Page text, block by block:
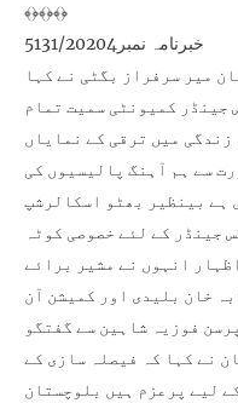
﴾﴿﴾﴿﴾﴿
خبرنامہ نمبر5131/20204
میر سرفراز بگٹی نے کہا
جینڈر کمیونٹی سمیت تمام
میں ترقی کے نمایاں
سے ہم آہنگ پالیسیوں کی
ہے بینظیر بھٹو اسکالرشپ
جینڈر کے لئے خصوصی کوٹہ
انہوں نے مشیر برائے
خان بلیدی اور کمیشن آن
فوزیہ شاہین سے گفتگو
نے کہا کہ فیصلہ سازی کے
لیے پرعزم ہیں بلوچستان